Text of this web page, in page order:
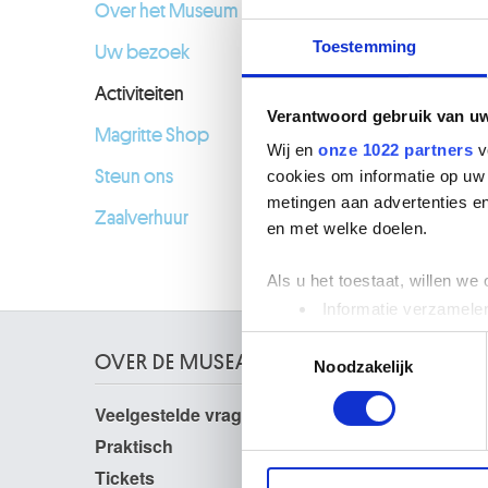
Toestemming
Verantwoord gebruik van
Wij en onze 1022 partners
cookies om informatie op
metingen aan advertenties
en met welke doelen.
Als u het toestaat, willen we
Informatie
Uw apparaat
Lees meer over hoe uw
websiteverkeer te
Noodzakelijk
Over het Museum
Uw bezoek
Activiteiten
Magritte Shop
Steun ons
Zaalverhuur
OVER DE MUSEA
Veelgestelde vragen
Praktisch
Tickets
Onderzoek
Publicaties